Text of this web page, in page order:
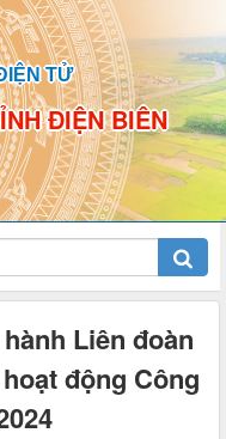
TỬ
ĐIỆN BIÊN
Liên đoàn
động Công